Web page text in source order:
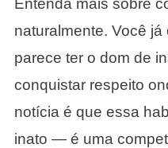
Pessoas
Forma
Natural
Positiva
Entenda mais sobre
naturalmente. Você
parece ter o dom de
conquistar respeito
notícia é que essa
inato — é uma